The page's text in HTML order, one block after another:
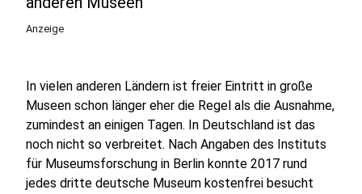
Anzeige
In vielen anderen Ländern ist freier Eintritt in große
Museen schon länger eher die Regel als die Ausnahme,
zumindest an einigen Tagen. In Deutschland ist das
noch nicht so verbreitet. Nach Angaben des Instituts
für Museumsforschung in Berlin konnte 2017 rund
jedes dritte deutsche Museum kostenfrei besucht